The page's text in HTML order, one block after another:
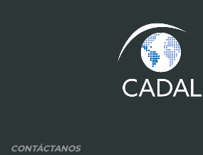
CONTÁCTANOS